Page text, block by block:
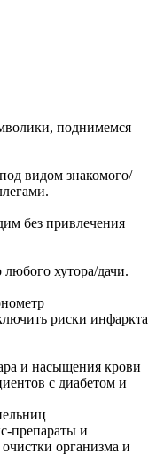
поднимемся
видом знакомого/
без привлечения
хутора/дачи.
риски инфаркта
и насыщения крови
с диабетом и
препараты и
организма и